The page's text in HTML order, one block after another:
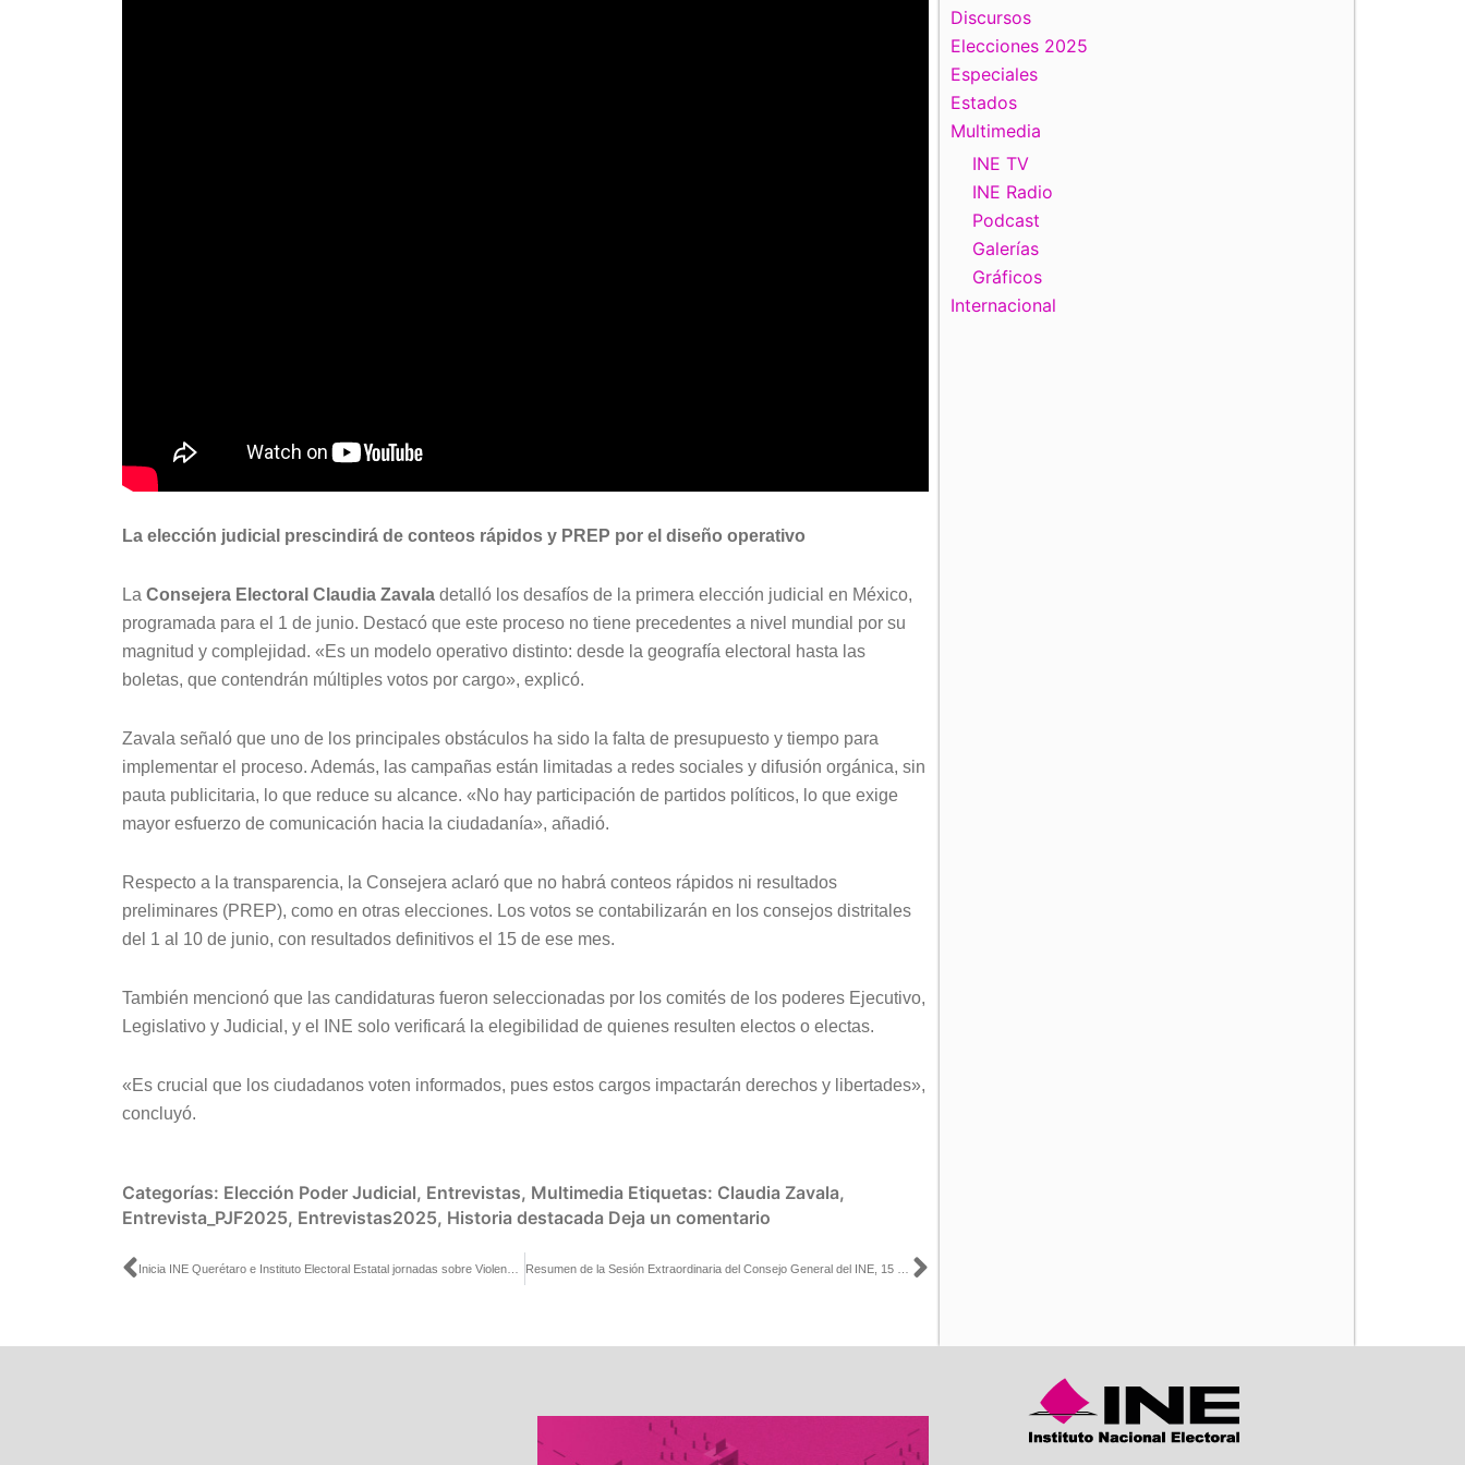
La elección judicial prescindirá de conteos rápidos y PREP por el diseño operativo
La Consejera Electoral Claudia Zavala detalló los desafíos de la primera elección judicial en México,
programada para el 1 de junio. Destacó que este proceso no tiene precedentes a nivel mundial por su
magnitud y complejidad. «Es un modelo operativo distinto: desde la geografía electoral hasta las
boletas, que contendrán múltiples votos por cargo», explicó.
Zavala señaló que uno de los principales obstáculos ha sido la falta de presupuesto y tiempo para
implementar el proceso. Además, las campañas están limitadas a redes sociales y difusión orgánica, sin
pauta publicitaria, lo que reduce su alcance. «No hay participación de partidos políticos, lo que exige
mayor esfuerzo de comunicación hacia la ciudadanía», añadió.
Respecto a la transparencia, la Consejera aclaró que no habrá conteos rápidos ni resultados
preliminares (PREP), como en otras elecciones. Los votos se contabilizarán en los consejos distritales
del 1 al 10 de junio, con resultados definitivos el 15 de ese mes.
También mencionó que las candidaturas fueron seleccionadas por los comités de los poderes Ejecutivo,
Legislativo y Judicial, y el INE solo verificará la elegibilidad de quienes resulten electos o electas.
«Es crucial que los ciudadanos voten informados, pues estos cargos impactarán derechos y libertades»,
concluyó.
Categorías: Elección Poder Judicial, Entrevistas, Multimedia Etiquetas: Claudia Zavala,
Entrevista_PJF2025, Entrevistas2025, Historia destacada Deja un comentario
Ant Siguiente
Discursos
Elecciones 2025
Especiales
Estados
Multimedia
INE TV
INE Radio
Podcast
Galerías
Gráficos
Internacional